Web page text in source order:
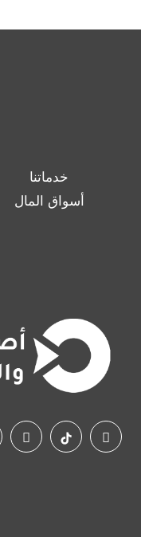
خدماتنا
أسواق المال